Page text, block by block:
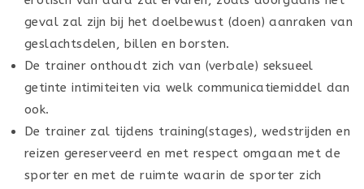
geval zal zijn bij het doelbewust (doen) aanraken van
geslachtsdelen, billen en borsten.
De trainer onthoudt zich van (verbale) seksueel
getinte intimiteiten via welk communicatiemiddel dan
ook.
De trainer zal tijdens training(stages), wedstrijden en
reizen gereserveerd en met respect omgaan met de
sporter en met de ruimte waarin de sporter zich